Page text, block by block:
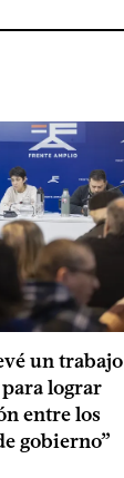
un trabajo
lograr
entre los
gobierno”